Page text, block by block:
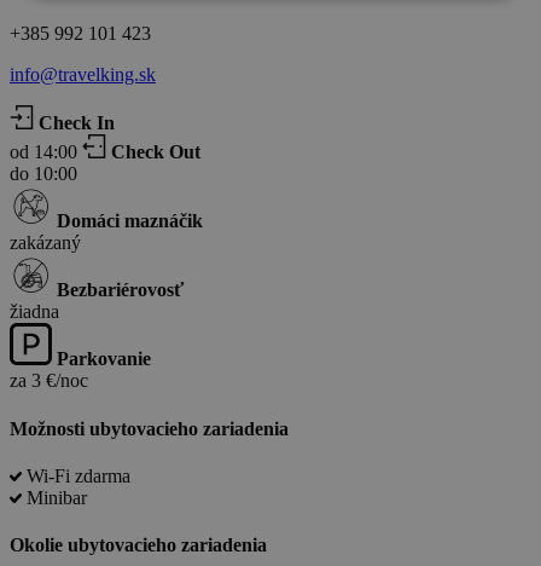
+385 992 101 423
info@travelking.sk
Check In
od 14:00
Check Out
do 10:00
Domáci maznáčik
zakázaný
Bezbariérovosť
žiadna
Parkovanie
za 3 €/noc
Možnosti ubytovacieho zariadenia
Wi-Fi zdarma
Minibar
Okolie ubytovacieho zariadenia